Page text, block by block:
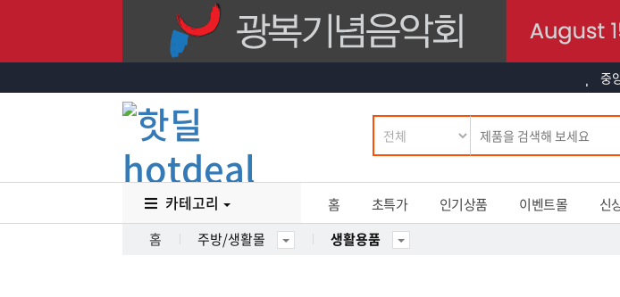
중
카테고리 홈 초특가 인기상품 이벤트몰 신
홈
주방/생활몰 생활용품